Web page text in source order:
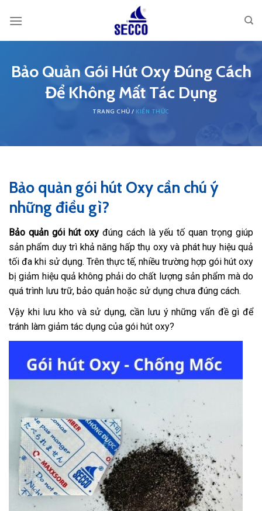
KIẾN THỨC
Bảo Quản Gói Hút Oxy Đúng Cách
Để Không Mất Tác Dụng
Bảo quản gói hút Oxy cần chú ý
những điều gì?
Bảo quản gói hút oxy đúng cách là yếu tố quan trọng giúp
sản phẩm duy trì khả năng hấp thụ oxy và phát huy hiệu quả
tối đa khi sử dụng. Trên thực tế, nhiều trường hợp gói hút oxy
bị giảm hiệu quả không phải do chất lượng sản phẩm mà do
quá trình lưu trữ, bảo quản hoặc sử dụng chưa đúng cách.
Vậy khi lưu kho và sử dụng, cần lưu ý những vấn đề gì để
tránh làm giảm tác dụng của gói hút oxy?